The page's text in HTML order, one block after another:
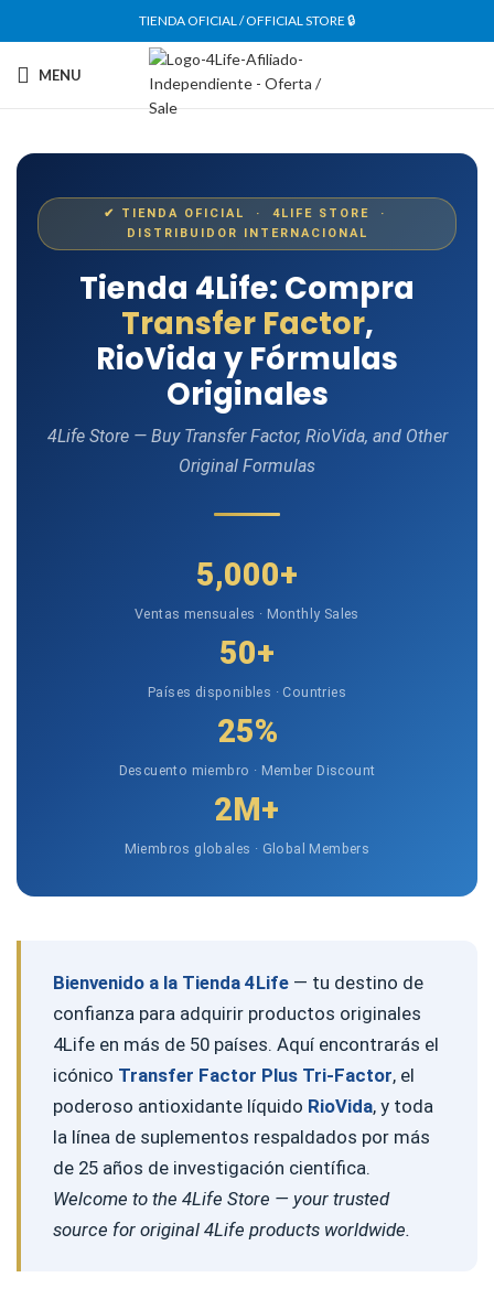
TIENDA OFICIAL / OFFICIAL STORE 🔒
MENU
✔ TIENDA OFICIAL · 4LIFE STORE ·
DISTRIBUIDOR INTERNACIONAL
Tienda 4Life: Compra
Transfer Factor,
RioVida y Fórmulas
Originales
4Life Store — Buy Transfer Factor, RioVida, and Other
Original Formulas
5,000+
Ventas mensuales · Monthly Sales
50+
Países disponibles · Countries
25%
Descuento miembro · Member Discount
2M+
Miembros globales · Global Members
Bienvenido a la Tienda 4Life— tu destino de
confianza para adquirir productos originales
4Life en más de 50 países. Aquí encontrarás el
icónico Transfer Factor Plus Tri-Factor, el
poderoso antioxidante líquido RioVida, y toda
la línea de suplementos respaldados por más
de 25 años de investigación científica.
Welcome to the 4Life Store — your trusted
source for original 4Life products worldwide.